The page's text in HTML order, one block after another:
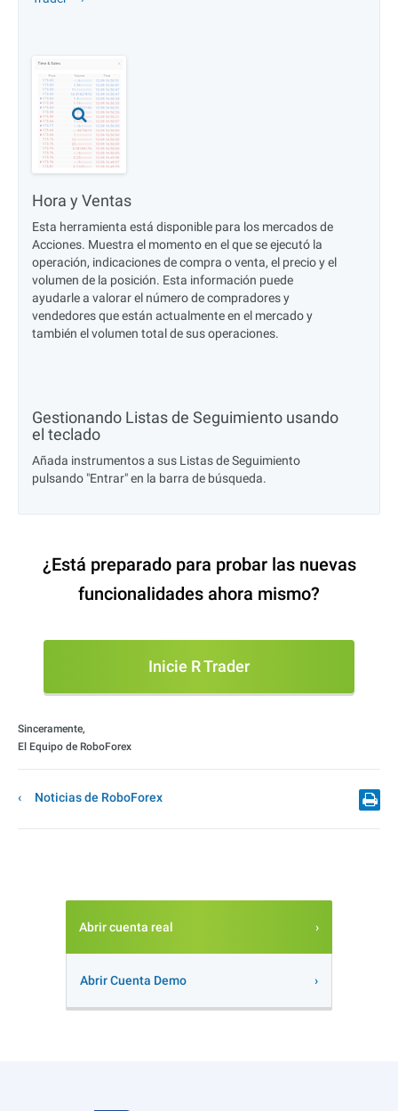
Hora y Ventas
Esta herramienta está disponible para los mercados de
Acciones. Muestra el momento en el que se ejecutó la
operación, indicaciones de compra o venta, el precio y el
volumen de la posición. Esta información puede
ayudarle a valorar el número de compradores y
vendedores que están actualmente en el mercado y
también el volumen total de sus operaciones.
Gestionando Listas de Seguimiento usando
el teclado
Añada instrumentos a sus Listas de Seguimiento
pulsando "Entrar" en la barra de búsqueda.
¿Está preparado para probar las nuevas
funcionalidades ahora mismo?
Inicie R Trader
Sinceramente,
El Equipo de RoboForex
Noticias de RoboForex
Abrir cuenta real
Abrir Cuenta Demo